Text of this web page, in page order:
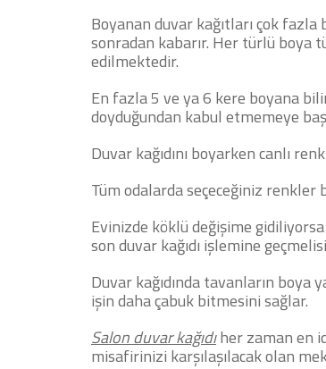
Boyanan duvar kağıtları çok
sonradan kabarır. Her türlü boya
edilmektedir.
En fazla 5 ve ya 6 kere boyana
doyduğundan kabul etmemeye
Duvar kağıdını boyarken canlı
Tüm odalarda seçeceğiniz renkler
Evinizde köklü değişime
son duvar kağıdı işlemine
Duvar kağıdında tavanların boya
işin daha çabuk bitmesini sağlar.
Salon duvar kağıdıher zaman en
misafirinizi karşılaşılacak olan